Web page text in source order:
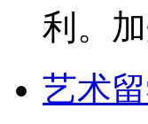
利。
艺术